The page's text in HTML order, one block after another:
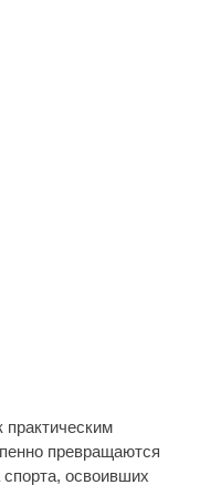
практическим
превращаются
освоивших